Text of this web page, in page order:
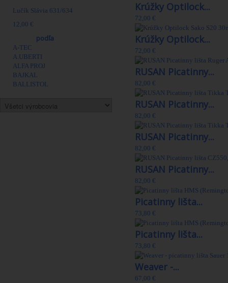
Lučík Slávia 631/634
12,00 €
podľa
A-TEC
A.UBERTI
ALFA PROJ
BAJKAL
BALLISTOL
Krúžky Optilock...
72,00 €
Krúžky Optilock...
72,00 €
RUSAN Picatinny...
82,00 €
RUSAN Picatinny...
82,00 €
RUSAN Picatinny...
82,00 €
RUSAN Picatinny...
82,00 €
Picatinny lišta...
73,80 €
Picatinny lišta...
73,80 €
Weaver -...
67,00 €